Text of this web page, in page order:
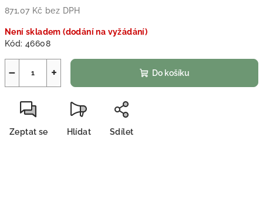
871,07 Kč bez DPH
Není skladem (dodání na vyžádání)
Kód: 46608
+
− Do košíku
Zeptat se Hlídat Sdílet